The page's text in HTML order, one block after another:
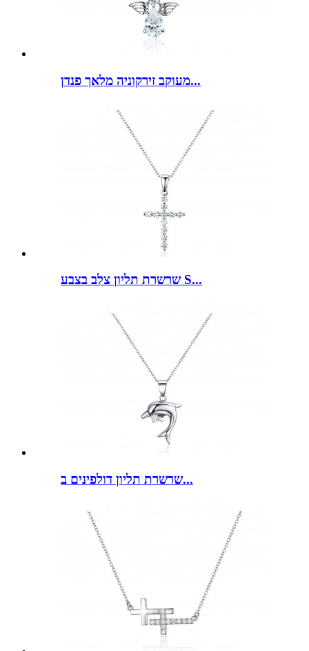
מעוקב זירקוניה מלאך פנדן...
שרשרת תליון צלב בצבע S...
שרשרת תליון דולפינים ב...